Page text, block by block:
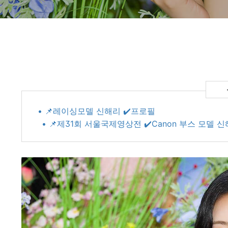
• 📌레이싱모델 신해리 ✔️프로필
• 📌제31회 서울국제영상전 ✔️Canon 부스 모델 신